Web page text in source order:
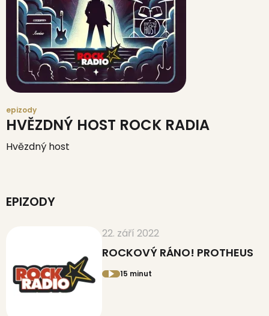
epizody
HVĚZDNÝ HOST ROCK RADIA
Hvězdný host
EPIZODY
22. září 2022
ROCKOVÝ RÁNO! PROTHEUS
15 minut